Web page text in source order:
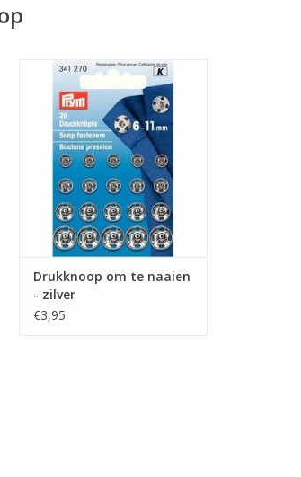
Prijs per pakje
Assortiment van 20 zilverkleurige
aannaaidrukknopen maat 6-11
mm.
Drukknoop om te naaien
- zilver
€3,95